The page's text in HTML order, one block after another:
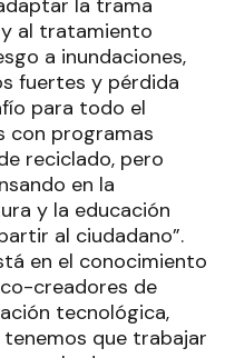
la trama
al tratamiento
a inundaciones,
fuertes y pérdida
para todo el
con programas
reciclado, pero
en la
y la educación
al ciudadano”.
en el conocimiento
creadores de
tecnológica,
que trabajar